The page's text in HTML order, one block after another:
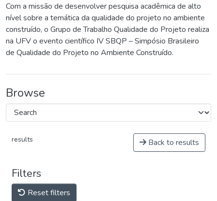
Com a missão de desenvolver pesquisa acadêmica de alto
nível sobre a temática da qualidade do projeto no ambiente
construído, o Grupo de Trabalho Qualidade do Projeto realiza
na UFV o evento científico IV SBQP – Simpósio Brasileiro
de Qualidade do Projeto no Ambiente Construído.
Browse
results Back to results
Filters
Reset filters